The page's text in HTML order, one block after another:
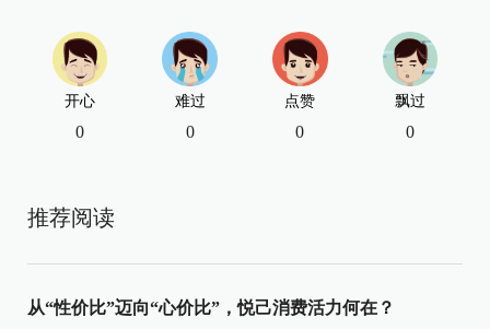
开心
0
难过
0
点赞
0
飘过
0
推荐阅读
从“性价比”迈向“心价比”，悦己消费活力何在？